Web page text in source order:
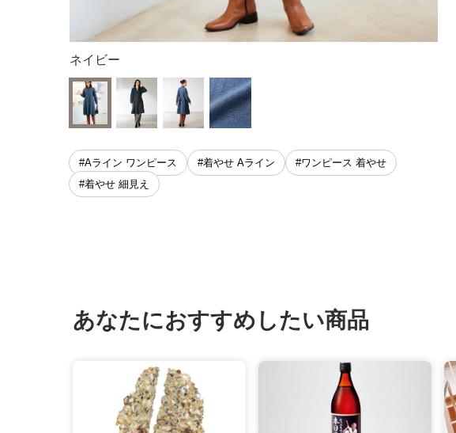
ネイビー
#Aライン ワンピース #着やせ Aライン
#ワンピース 着やせ
#着やせ 細見え
あなたにおすすめしたい商品